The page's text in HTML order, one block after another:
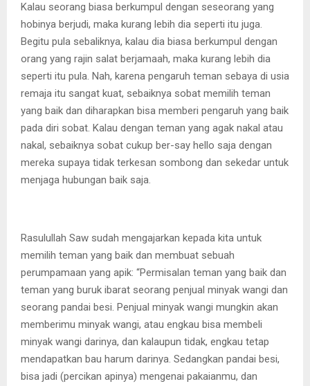
Kalau seorang biasa berkumpul dengan seseorang yang
hobinya berjudi, maka kurang lebih dia seperti itu juga.
Begitu pula sebaliknya, kalau dia biasa berkumpul dengan
orang yang rajin salat berjamaah, maka kurang lebih dia
seperti itu pula. Nah, karena pengaruh teman sebaya di usia
remaja itu sangat kuat, sebaiknya sobat memilih teman
yang baik dan diharapkan bisa memberi pengaruh yang baik
pada diri sobat. Kalau dengan teman yang agak nakal atau
nakal, sebaiknya sobat cukup ber-say hello saja dengan
mereka supaya tidak terkesan sombong dan sekedar untuk
menjaga hubungan baik saja.
Rasulullah Saw sudah mengajarkan kepada kita untuk
memilih teman yang baik dan membuat sebuah
perumpamaan yang apik: “Permisalan teman yang baik dan
teman yang buruk ibarat seorang penjual minyak wangi dan
seorang pandai besi. Penjual minyak wangi mungkin akan
memberimu minyak wangi, atau engkau bisa membeli
minyak wangi darinya, dan kalaupun tidak, engkau tetap
mendapatkan bau harum darinya. Sedangkan pandai besi,
bisa jadi (percikan apinya) mengenai pakaianmu, dan